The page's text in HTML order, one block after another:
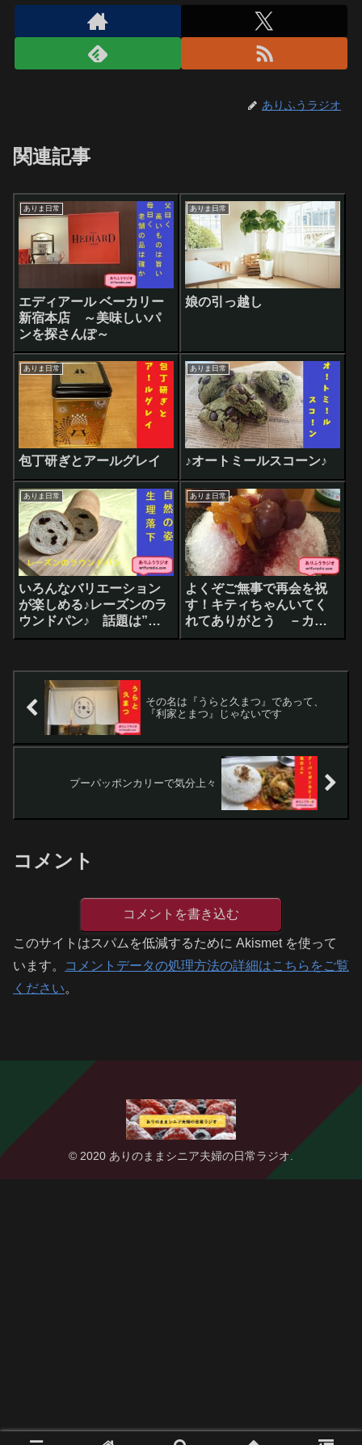
ありふうラジオ
関連記事
ありま日常
エディアール ベーカリー
新宿本店 ～美味しいパ
ンを探さんぽ～
ありま日常
娘の引っ越し
ありま日常
包丁研ぎとアールグレイ
ありま日常
♪オートミールスコーン♪
ありま日常
いろんなバリエーション
が楽しめる♪レーズンのラ
ウンドパン♪ 話題は”毎
日エール”です
ありま日常
よくぞご無事で再会を祝
す！キティちゃんいてく
れてありがとう －カキ
氷－
その名は『うらと久まつ』であって、
『利家とまつ』じゃないです
プーパッポンカリーで気分上々
コメント
コメントを書き込む
このサイトはスパムを低減するために Akismet を使って
います。
コメントデータの処理方法の詳細はこちらをご覧
ください。
© 2020 ありのままシニア夫婦の日常ラジオ.